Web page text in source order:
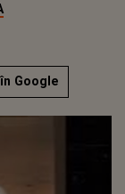
Google